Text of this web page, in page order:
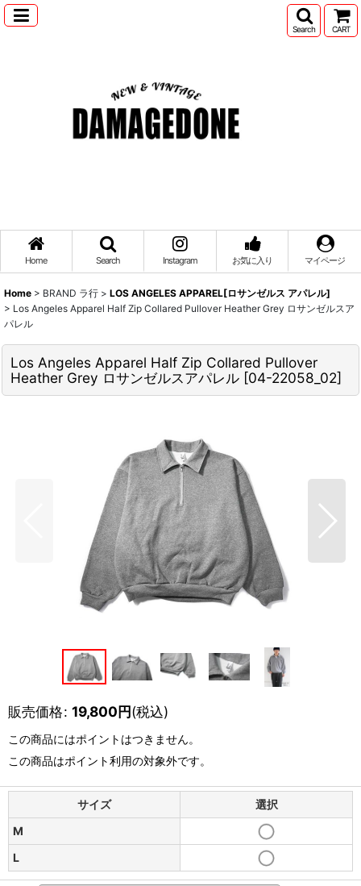
Search CART
Home Search Instagram お気に入り マイページ
Home > BRAND ラ行 > LOS ANGELES APPAREL[ロサンゼルス アパレル]
> Los Angeles Apparel Half Zip Collared Pullover Heather Grey ロサンゼルスア
パレル
Los Angeles Apparel Half Zip Collared Pullover
Heather Grey ロサンゼルスアパレル [04-22058_02]
販売価格: 19,800円(税込)
この商品にはポイントはつきません。
この商品はポイント利用の対象外です。
サイズ
選択
M
L